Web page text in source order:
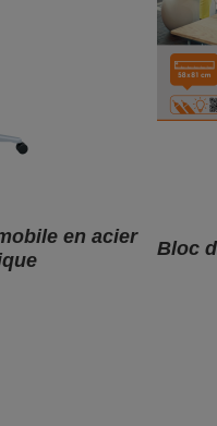
en acier
Bloc